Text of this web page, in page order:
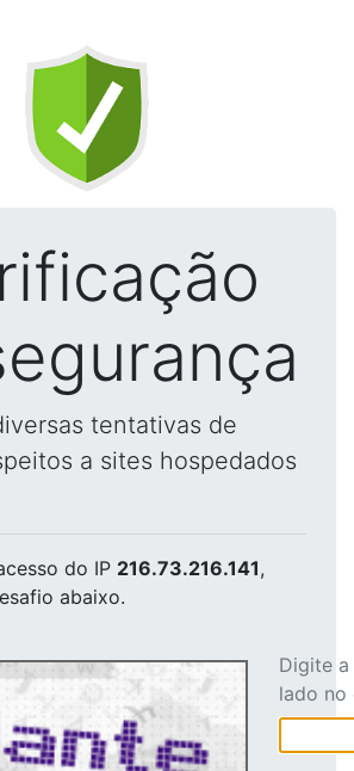
tentativas de
a sites hospedados
do IP 216.73.216.141,
abaixo.
Digite
lado no